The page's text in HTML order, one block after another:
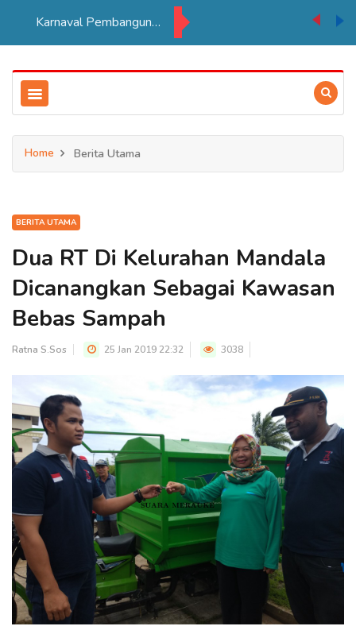
Home Berita Utama
BERITA UTAMA
Dua RT Di Kelurahan Mandala
Dicanangkan Sebagai Kawasan
Bebas Sampah
Ratna S.Sos 25 Jan 2019 22:32 3038